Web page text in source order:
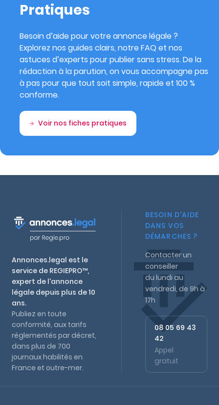
Pratiques
Besoin d’aide pour votre annonce légale ?
Explorez nos guides clairs, notre FAQ et nos
astuces d’experts pour publier sans stress. De la
rédaction à la parution, on vous accompagne pas
à pas pour que tout soit simple, rapide et 100 %
conforme.
Voir nos fiches pratiques
Annonces.legal est le
service de REGIEPRO™,
expert de l'annonce
légale depuis plus de 10
ans.
Publiez en toute
conformité, aux tarifs
réglementés par décret,
dans plus de 700
journaux habilités en
France et outre-mer.
BESOIN D'AIDE
DANS VOS
DÉMARCHES ?
Contacter un
conseiller
du lundi au
vendredi, de 9h à
17h
08 05 69 43
42
Appel
gratuit